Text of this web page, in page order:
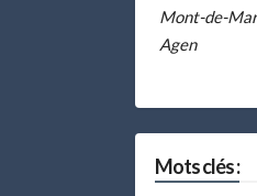
Mont-de-
Agen
Mots clés :